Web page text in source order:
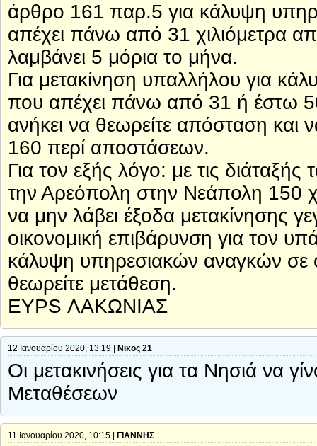
άρθρο 161 παρ.5 για κάλυψη
απέχει πάνω από 31 χιλιόμετρα
λαμβάνει 5 μόρια το μήνα.
Για μετακίνηση υπαλλήλου για
που απέχει πάνω από 31 ή έστω
ανήκει να θεωρείτε απόσταση και
160 περί αποστάσεων.
Για τον εξής λόγο: με τις
την Αρεόπολη στην Νεάπολη 150
να μην λάβει έξοδα μετακίνησης
οικονομική επιβάρυνση για τον
κάλυψη υπηρεσιακών αναγκών
θεωρείτε μετάθεση.
EYPS ΛΑΚΩΝΙΑΣ
12 Ιανουαρίου 2020, 13:19 | Νικος 21
Οι μετακινήσεις για τα Νησιά να
Μεταθέσεων
11 Ιανουαρίου 2020, 10:15 | ΓΙΑΝΝΗΣ